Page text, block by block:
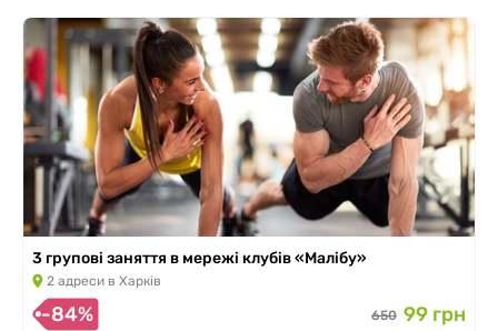
3 групові заняття в мережі клубів «Малібу»
2 адреси в Харків
-84% 650 99 грн